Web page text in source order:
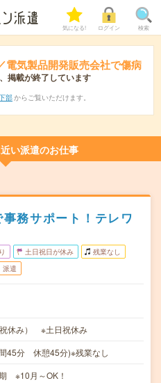
気になる! ログイン 検索
電気製品開発販売会社で傷病
掲載が終了しています
部 からご覧いただけます。
い派遣のお仕事
務サポート！テレワ
土日祝日が休み 残業なし
派遣
休み） ※土日祝休み
45分 休憩45分)※残業なし
※10月～OK！